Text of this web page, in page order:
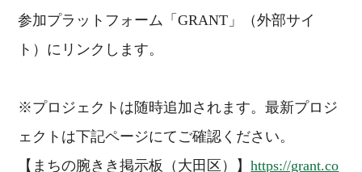
参加プラットフォーム「GRANT」（外部サイ
ト）にリンクします。
※プロジェクトは随時追加されます。最新プロジ
ェクトは下記ページにてご確認ください。
【まちの腕きき掲示板（大田区）】https://grant.co